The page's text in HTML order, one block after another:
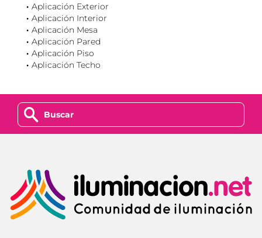
Aplicación Exterior
Aplicación Interior
Aplicación Mesa
Aplicación Pared
Aplicación Piso
Aplicación Techo
z